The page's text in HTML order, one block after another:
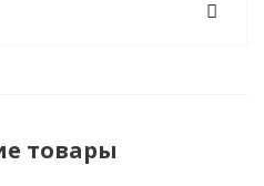
товары